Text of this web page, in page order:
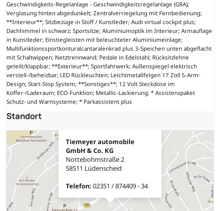
Geschwindigkeits-Regelanlage - Geschwindigkeitsregelanlage (GRA);
Verglasung hinten abgedunkelt; Zentralverriegelung mit Fernbedienung;
**Interieur**; Sitzbezüge in Stoff / Kunstleder; Audi virtual cockpit plus;
Dachhimmel in schwarz; Sportsitze; Aluminiumoptik im Interieur; Armauflage
in Kunstleder; Einstiegleisten mit beleuchteter Aluminiumeinlage;
Multifunktionssportkonturalcantaralenkrad plus 3-Speichen unten abgeflacht
mit Schaltwippen; Netztrennwand; Pedale in Edelstahl; Rücksitzlehne
geteilt/klappbar; **Exterieur**; Sportfahrwerk; Außenspiegel elektrisch
verstell-/beheizbar; LED Rückleuchten; Leichtmetallfelgen 17 Zoll 5-Arm-
Design; Start-Stop System; **Sonstiges**; 12 Volt Steckdose im
Koffer-/Laderaum; ECO-Funktion; Metallic-Lackierung; * Assistenzpaket
Schutz- und Warnsysteme; * Parkassistent plus
Standort
Tiemeyer automobile
GmbH & Co. KG
Nottebohmstraße 2
58511 Lüdenscheid
Telefon: 02351 / 874409 - 34